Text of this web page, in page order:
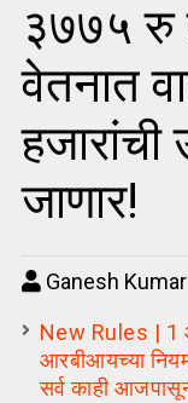
३७७५ रु
वेतनात
जाणार!
Ganesh
New Rules | 1
आरबीआयच्या
सर्व काही